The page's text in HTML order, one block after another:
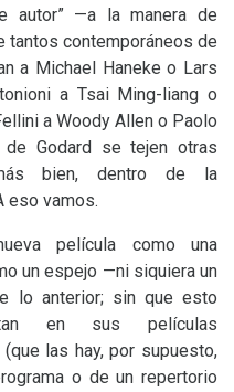
autor” —a la manera de
tantos contemporáneos de
a Michael Haneke o Lars
a Tsai Ming-liang o
a Woody Allen o Paolo
Godard se tejen otras
bien, dentro de la
eso vamos.
película como una
un espejo —ni siquiera un
lo anterior; sin que esto
en sus películas
las hay, por supuesto,
o de un repertorio